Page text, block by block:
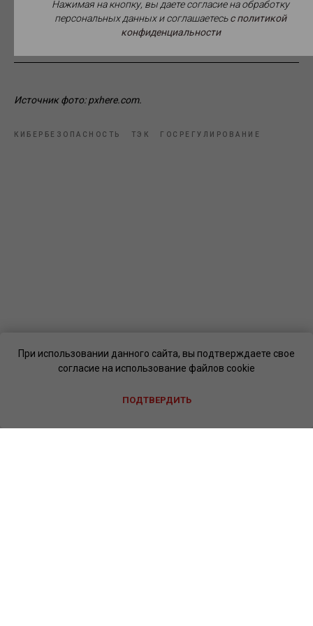
При использовании данного сайта, вы подтверждаете свое
согласие на использование файлов cookie
ПОДТВЕРДИТЬ
надлежащего практического применения вводимых
нормативных положений.
Источник фото: pxhere.com.
КИБЕРБЕЗОПАСНОСТЬ ТЭК ГОСРЕГУЛИРОВАНИЕ
Нажимая на кнопку, вы даете согласие на обработку
персональных данных и соглашаетесьc политикой
конфиденциальности